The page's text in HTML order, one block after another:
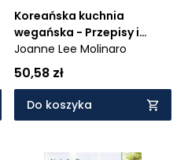
Koreańska kuchnia
wegańska - Przepisy i
pomysły z kuchni mojej
mamy
Joanne Lee Molinaro
50,58 zł
Do koszyka